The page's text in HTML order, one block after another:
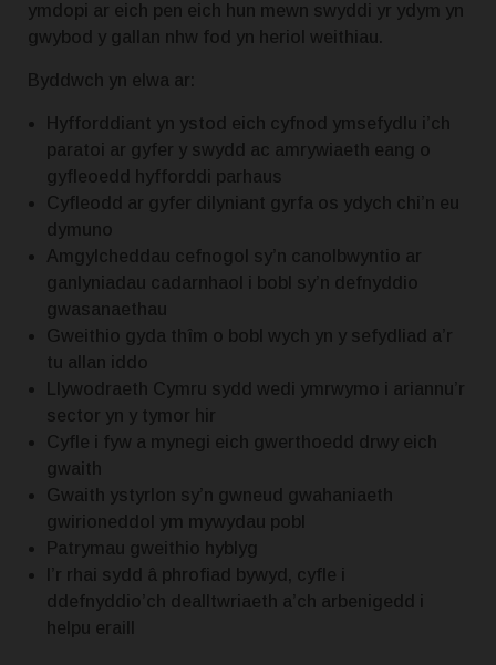
ymdopi ar eich pen eich hun mewn swyddi yr ydym yn
gwybod y gallan nhw fod yn heriol weithiau.
Byddwch yn elwa ar:
Hyfforddiant yn ystod eich cyfnod ymsefydlu i’ch
paratoi ar gyfer y swydd ac amrywiaeth eang o
gyfleoedd hyfforddi parhaus
Cyfleodd ar gyfer dilyniant gyrfa os ydych chi’n eu
dymuno
Amgylcheddau cefnogol sy’n canolbwyntio ar
ganlyniadau cadarnhaol i bobl sy’n defnyddio
gwasanaethau
Gweithio gyda thîm o bobl wych yn y sefydliad a’r
tu allan iddo
Llywodraeth Cymru sydd wedi ymrwymo i ariannu’r
sector yn y tymor hir
Cyfle i fyw a mynegi eich gwerthoedd drwy eich
gwaith
Gwaith ystyrlon sy’n gwneud gwahaniaeth
gwirioneddol ym mywydau pobl
Patrymau gweithio hyblyg
I’r rhai sydd â phrofiad bywyd, cyfle i
ddefnyddio’ch dealltwriaeth a’ch arbenigedd i
helpu eraill